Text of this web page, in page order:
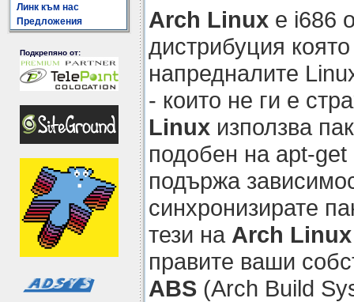
Линк към нас
Предложения
Подкрепяно от:
Arch Linux е i686
дистрибуция
напредналите
- които не ги е
Linux използва
подобен на apt-
подържа
синхронизирате
тези на Arch Linux
правите ваши
ABS (Arch Build